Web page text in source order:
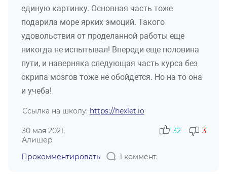
единую картинку. Основная часть тоже
подарила море ярких эмоций. Такого
удовольствия от проделанной работы еще
никогда не испытывал! Впереди еще половина
пути, и наверняка следующая часть курса без
скрипа мозгов тоже не обойдется. Но на то она
и учеба!
Ссылка на школу: https://hexlet.io
30 мая 2021,
Алишер
Прокомментировать
1 коммент.
3
32